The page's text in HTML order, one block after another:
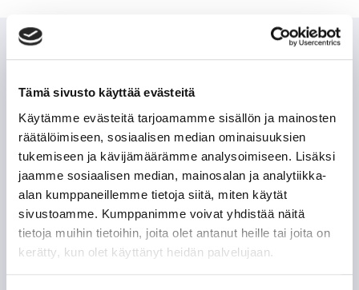
Tämä sivusto käyttää evästeitä
Käytämme evästeitä tarjoamamme sisällön ja mainosten
räätälöimiseen, sosiaalisen median ominaisuuksien
tukemiseen ja kävijämäärämme analysoimiseen. Lisäksi
jaamme sosiaalisen median, mainosalan ja analytiikka-
alan kumppaneillemme tietoja siitä, miten käytät
sivustoamme. Kumppanimme voivat yhdistää näitä
tietoja muihin tietoihin, joita olet antanut heille tai joita on
kerätty, kun olet käyttänyt heidän palvelujaan.